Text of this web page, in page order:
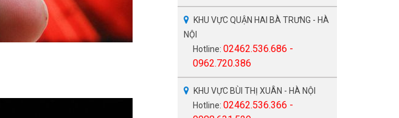
KHU VỰC QUẬN HAI BÀ TRƯNG - HÀ
NỘI
Hotline: 02462.536.686 -
0962.720.386
KHU VỰC BÙI THỊ XUÂN - HÀ NỘI
Hotline: 02462.536.366 -